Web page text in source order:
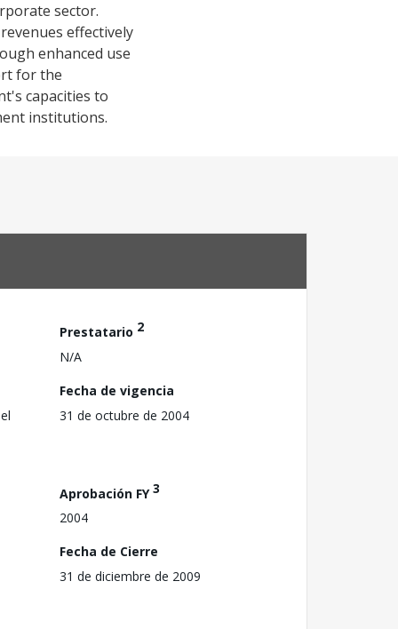
sector.
effectively
enhanced use
for the
capacities to
institutions.
Prestatario 2
N/A
Fecha de vigencia
31 de octubre de 2004
Aprobación FY3
2004
Fecha de Cierre
31 de diciembre de 2009